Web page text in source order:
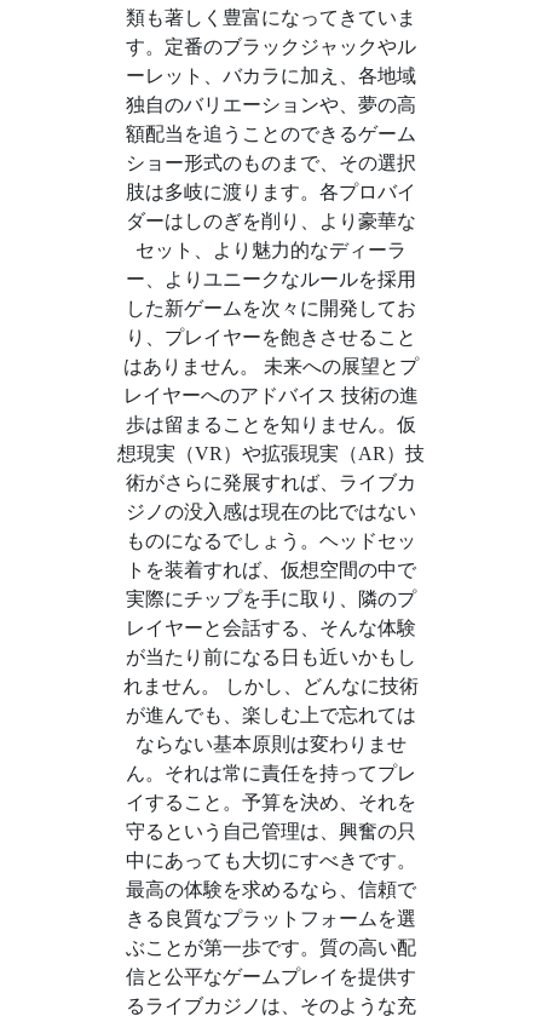
類も著しく豊富になってきていま
す。定番のブラックジャックやル
ーレット、バカラに加え、各地域
独自のバリエーションや、夢の高
額配当を追うことのできるゲーム
ショー形式のものまで、その選択
肢は多岐に渡ります。各プロバイ
ダーはしのぎを削り、より豪華な
セット、より魅力的なディーラ
ー、よりユニークなルールを採用
した新ゲームを次々に開発してお
り、プレイヤーを飽きさせること
はありません。 未来への展望とプ
レイヤーへのアドバイス 技術の進
歩は留まることを知りません。仮
想現実（VR）や拡張現実（AR）技
術がさらに発展すれば、ライブカ
ジノの没入感は現在の比ではない
ものになるでしょう。ヘッドセッ
トを装着すれば、仮想空間の中で
実際にチップを手に取り、隣のプ
レイヤーと会話する、そんな体験
が当たり前になる日も近いかもし
れません。 しかし、どんなに技術
が進んでも、楽しむ上で忘れては
ならない基本原則は変わりませ
ん。それは常に責任を持ってプレ
イすること。予算を決め、それを
守るという自己管理は、興奮の只
中にあっても大切にすべきです。
最高の体験を求めるなら、信頼で
きる良質なプラットフォームを選
ぶことが第一歩です。質の高い配
信と公平なゲームプレイを提供す
るライブカジノは、そのような充